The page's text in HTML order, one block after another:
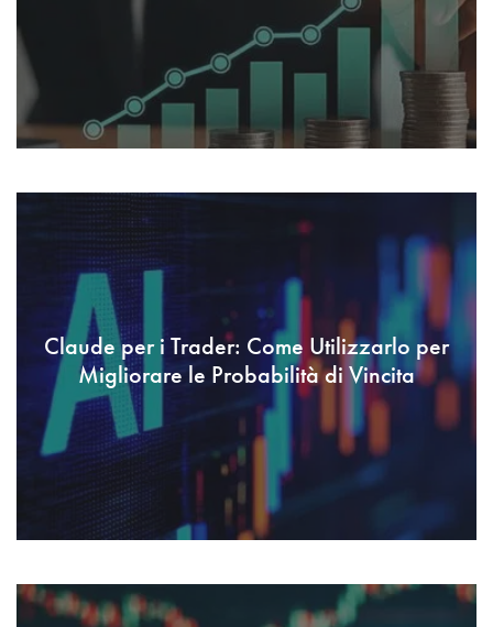
Claude per i Trader: Come Utilizzarlo per
Migliorare le Probabilità di Vincita